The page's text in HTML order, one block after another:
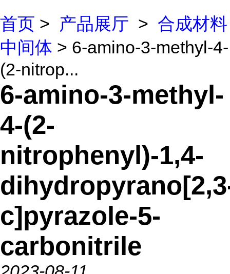
首页 > 产品展厅 > 合成材料
中间体 > 6-amino-3-methyl-4-
(2-nitrop...
6-amino-3-methyl-
4-(2-
nitrophenyl)-1,4-
c]pyrazole-5-
carbonitrile